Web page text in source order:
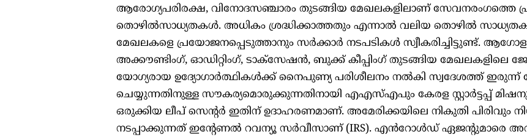
ആരോഗ്യപരിരക്ഷ, വിനോദസഞ്ചാരം തുടങ്ങിയ മേഖലകളിലാണ് സേവനരംഗത്തെ
തൊഴിൽസാധ്യതകൾ. അധികം ശ്രദ്ധിക്കാത്തതും എന്നാൽ വലിയ തൊഴിൽ
മേഖലകളെ പ്രയോജനപ്പെടുത്താനും സർക്കാർ നടപടികൾ സ്വീകരിച്ചിട്ടുണ്ട്.
അക്കൗണ്ടിംഗ്, ഓഡിറ്റിംഗ്, ടാക്സേഷൻ, ബുക്ക് കീപ്പിംഗ് തുടങ്ങിയ മേഖലകളിലെ
യോഗ്യരായ ഉദ്യോഗാർത്ഥികൾക്ക് നൈപുണ്യ പരിശീലനം നൽകി സ്വദേശത്ത് ഇരുന്ന്
ചെയ്യുന്നതിനുള്ള സൗകര്യമൊരുക്കുന്നതിനായി എഎസ്എപും കേരള സ്റ്റാർട്ടപ്പ്
ഒരുക്കിയ ലീപ് സെന്റർ ഇതിന് ഉദാഹരണമാണ്. അമേരിക്കയിലെ നികുതി പിരിവും
നടപ്പാക്കുന്നത് ഇന്റേണൽ റവന്യൂ സർവീസാണ് (IRS). എൻറോൾഡ് ഏജന്റുമാരെ